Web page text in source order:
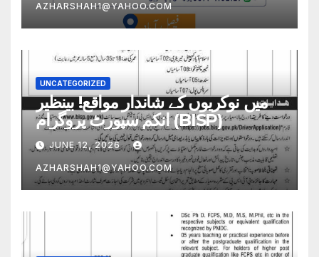
AZHARSHAH1@YAHOO.COM
UNCATEGORIZED
میں نوکریوں کے شاندار مواقع! بینظیر
انکم سپورٹ پروگرام (BISP)
JUNE 12, 2026
AZHARSHAH1@YAHOO.COM